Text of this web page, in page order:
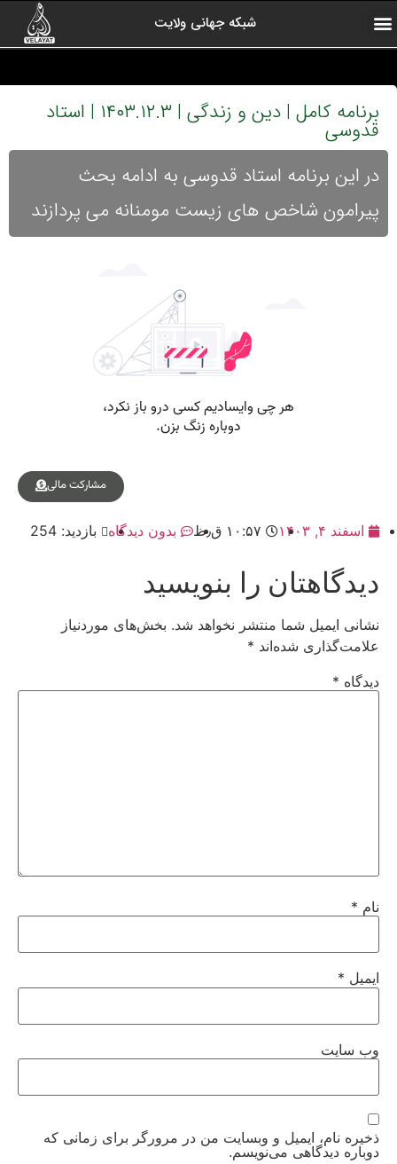
شبکه جهانی ولایت
برنامه کامل | دین و زندگی | ۱۴۰۳.۱۲.۳ | استاد
قدوسی
در این برنامه استاد قدوسی به ادامه بحث
پیرامون شاخص های زیست مومنانه می پردازند
مشارکت مالی
اسفند ۴, ۱۴۰۳ ۱۰:۵۷ ق٫ظ بدون دیدگاه بازدید: 254
دیدگاهتان را بنویسید
نشانی ایمیل شما منتشر نخواهد شد. بخش‌های موردنیاز
علامت‌گذاری شده‌اند *
دیدگاه *
نام *
ایمیل *
وب‌ سایت
ذخیره نام، ایمیل و وبسایت من در مرورگر برای زمانی که
دوباره دیدگاهی می‌نویسم.